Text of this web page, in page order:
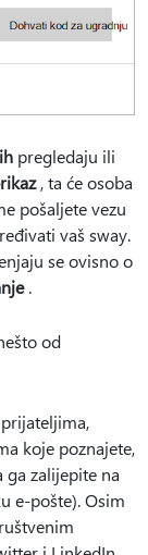
pregledaju ili
, ta će osoba
pošaljete vezu
vaš sway.
se ovisno o
.
od
koje poznajete,
ga zalijepite na
e-pošte). Osim